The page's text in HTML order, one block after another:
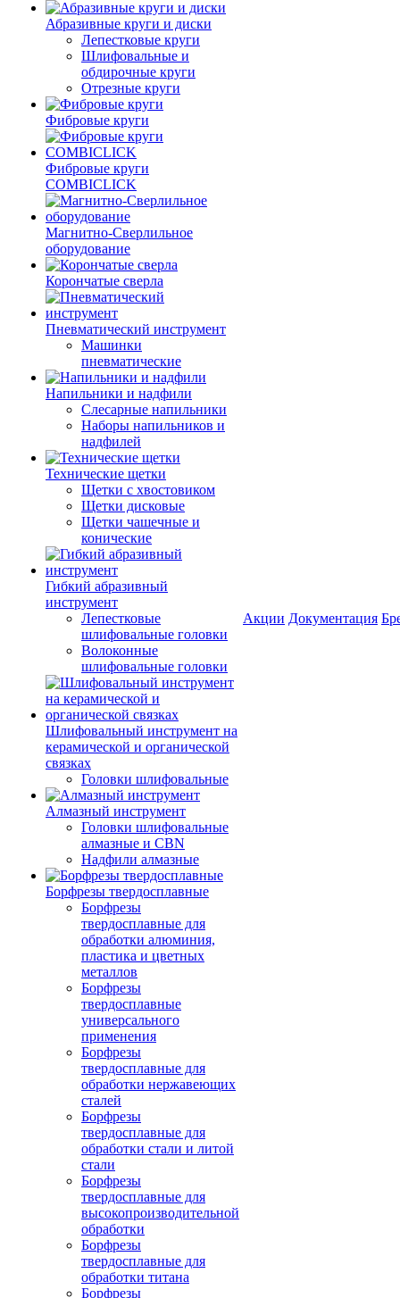
Абразивные круги и диски
Лепестковые круги
Шлифовальные и
обдирочные круги
Отрезные круги
Фибровые круги
Фибровые круги
COMBICLICK
Магнитно-Сверлильное
оборудование
Корончатые сверла
Пневматический инструмент
Машинки
пневматические
Напильники и надфили
Слесарные напильники
Наборы напильников и
надфилей
Технические щетки
Щетки с хвостовиком
Щетки дисковые
Щетки чашечные и
конические
Гибкий абразивный
инструмент
Лепестковые
шлифовальные головки
Волоконные
шлифовальные головки
Шлифовальный инструмент на
керамической и органической
связках
Головки шлифовальные
Алмазный инструмент
Головки шлифовальные
алмазные и CBN
Надфили алмазные
Борфрезы твердосплавные
Борфрезы
твердосплавные для
обработки алюминия,
пластика и цветных
металлов
Борфрезы
твердосплавные
универсального
применения
Борфрезы
твердосплавные для
обработки нержавеющих
сталей
Борфрезы
твердосплавные для
обработки стали и литой
стали
Борфрезы
твердосплавные для
высокопроизводительной
обработки
Борфрезы
твердосплавные для
обработки титана
Борфрезы
Акции Документация